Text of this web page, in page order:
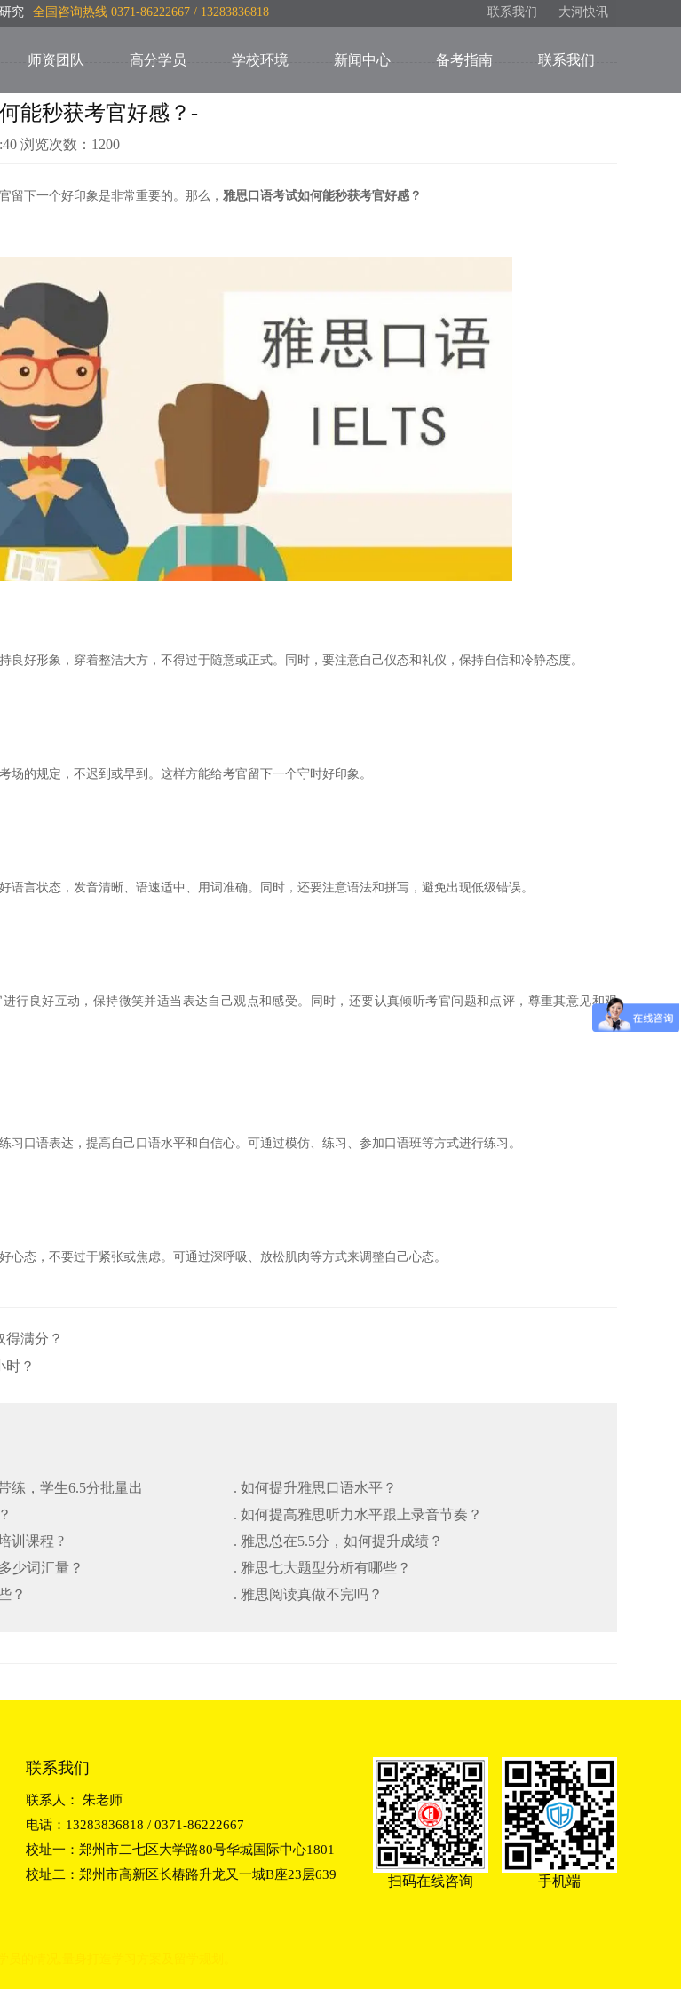
究 全国咨询热线 0371-86222667 / 13283836818 联系我们 大河快讯
师资团队 高分学员 学校环境 新闻中心 备考指南 联系我们
能秒获考官好感？-
浏览次数：1200
留下一个好印象是非常重要的。那么， 雅思口语考试如何能秒获考官好感？
良好形象，穿着整洁大方，不得过于随意或正式。同时，要注意自己仪态和礼仪，保持自信和冷静态度。
场的规定，不迟到或早到。这样方能给考官留下一个守时好印象。
语言状态，发音清晰、语速适中、用词准确。同时，还要注意语法和拼写，避免出现低级错误。
行良好互动，保持微笑并适当表达自己观点和感受。同时，还要认真倾听考官问题和点评，尊重其意见和观
习口语表达，提高自己口语水平和自信心。可通过模仿、练习、参加口语班等方式进行练习。
心态，不要过于紧张或焦虑。可通过深呼吸、放松肌肉等方式来调整自己心态。
得满分？
时？
练，学生6.5分批量出
. 如何提升雅思口语水平？
. 如何提高雅思听力水平跟上录音节奏？
训课程 ?
. 雅思总在5.5分，如何提升成绩？
少词汇量？
. 雅思七大题型分析有哪些？
？
. 雅思阅读真做不完吗？
联系我们
联系人： 朱老师
电话：13283836818 / 0371-86222667
校址一：郑州市二七区大学路80号华城国际中心1801
校址二：郑州市高新区长椿路升龙又一城B座23层639
扫码在线咨询 手机端